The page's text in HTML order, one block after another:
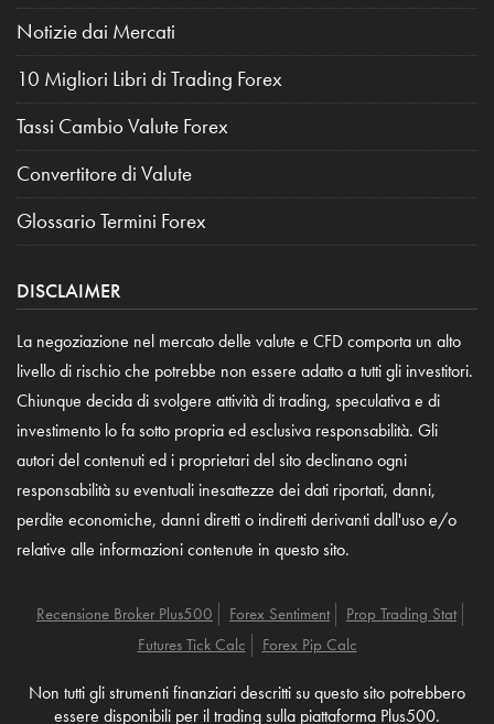
Notizie dai Mercati
10 Migliori Libri di Trading Forex
Tassi Cambio Valute Forex
Convertitore di Valute
Glossario Termini Forex
DISCLAIMER
La negoziazione nel mercato delle valute e CFD comporta un alto
livello di rischio che potrebbe non essere adatto a tutti gli investitori.
Chiunque decida di svolgere attività di trading, speculativa e di
investimento lo fa sotto propria ed esclusiva responsabilità. Gli
autori del contenuti ed i proprietari del sito declinano ogni
responsabilità su eventuali inesattezze dei dati riportati, danni,
perdite economiche, danni diretti o indiretti derivanti dall'uso e/o
relative alle informazioni contenute in questo sito.
Recensione Broker Plus500 Forex Sentiment
Prop Trading Stat
Futures Tick Calc
Forex Pip Calc
Non tutti gli strumenti finanziari descritti su questo sito potrebbero
essere disponibili per il trading sulla piattaforma Plus500.